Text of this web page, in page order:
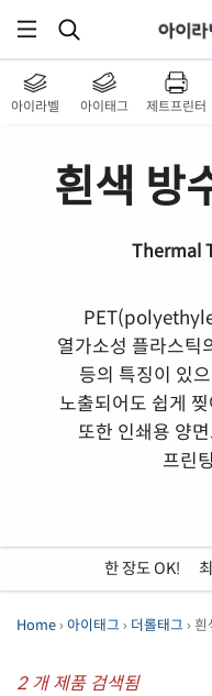
아이라벨 아이태그 제트프린터
흰색 방
Thermal
열가소성 플라스틱
등의 특징이 있
노출되어도 쉽게
또한 인쇄용 양
프린
한 장도 OK!
Home› 아이태그 › 더롤태그 ›
2개 제품 검색됨